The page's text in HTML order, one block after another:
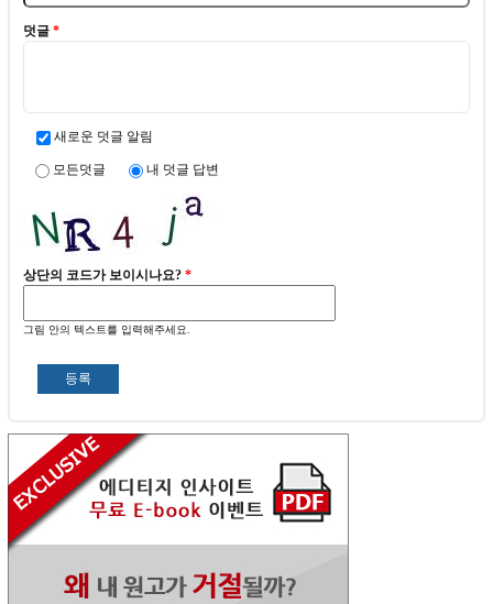
덧글 *
새로운 덧글 알림
모든덧글 내 덧글 답변
상단의 코드가 보이시나요? *
그림 안의 텍스트를 입력해주세요.